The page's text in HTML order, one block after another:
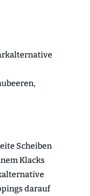
Scheiben
Klacks
darauf